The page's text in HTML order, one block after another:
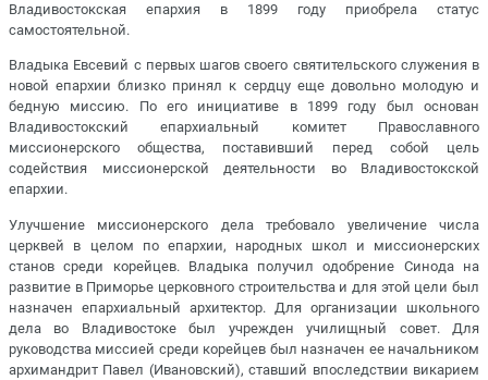
Владивостокская епархия в 1899 году приобрела статус
самостоятельной.
Владыка Евсевий с первых шагов своего святительского служения в
новой епархии близко принял к сердцу еще довольно молодую и
бедную миссию. По его инициативе в 1899 году был основан
Владивостокский епархиальный комитет Православного
миссионерского общества, поставивший перед собой цель
содействия миссионерской деятельности во Владивостокской
епархии.
Улучшение миссионерского дела требовало увеличение числа
церквей в целом по епархии, народных школ и миссионерских
станов среди корейцев. Владыка получил одобрение Синода на
развитие в Приморье церковного строительства и для этой цели был
назначен епархиальный архитектор. Для организации школьного
дела во Владивостоке был учрежден училищный совет. Для
руководства миссией среди корейцев был назначен ее начальником
архимандрит Павел (Ивановский), ставший впоследствии викарием